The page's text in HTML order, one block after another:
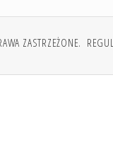
ZASTRZEŻONE.